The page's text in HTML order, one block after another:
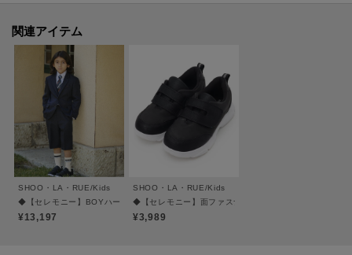
【カラー補足】
ブラック(019＝819）
※追加生産分のためカラー番号は異なりますが、同じカラーです。
※モデル画像とトルソー画像はそれぞれ、照明や太陽光の関係により実際よ
りも色味が違って見える場合があります。（実際のお色味に近いのはトルソ
ーで撮影した画像です）
またパソコン・スマートフォンなどの環境により、若干製品と画像のカラー
が異なる場合もございます。予めご了承ください。
＃セレモニー＃入卒＃卒園式＃卒業式＃入学式＃入園式＃フォーマルキッズ
関連アイテム
SHOO・LA・RUE/Kids
◆【セレモニー】BOYハーフパンツスーツセット
¥13,197
SHOO・LA・RUE/Kids
◆【セレモニー】面ファスナースニーカー
¥3,989